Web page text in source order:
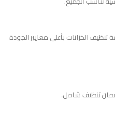
الخزانات بأعلى معايير الجودة
تنظيف شامل.